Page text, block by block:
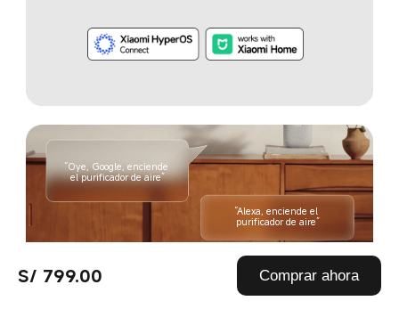
S/ 799.00 Comprar ahora
“Oye, Google, enciende
el purificador de aire”
“Alexa, enciende el
purificador de aire”